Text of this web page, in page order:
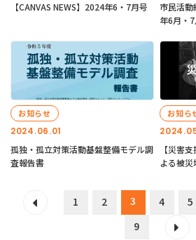
【CANVAS NEWS】2024年6・7月号
市民活
年6月・
2024.06.01
お知らせ
孤独・孤立対策活動基盤整備モデル調
査報告書
お知ら
【災害
よる被
1 2 3 4 5
9